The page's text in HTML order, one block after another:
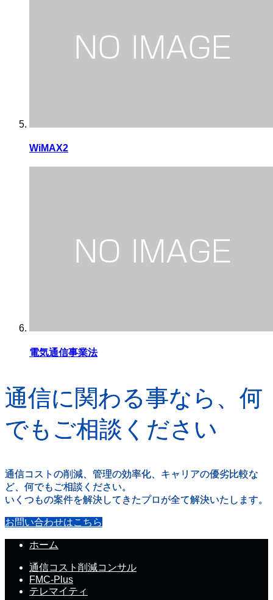
WiMAX2
電気通信事業法
通信に関わる事なら、何
でもご相談ください
通信コストの削減、管理の効率化、キャリアの優劣比較な
ど、何でもご相談ください。
いくつもの案件を解決してきたプロが全て解決いたします。
お問い合わせはこちら
ホーム
通信コスト削減コンサル
FMC-Plus
テレマイティ